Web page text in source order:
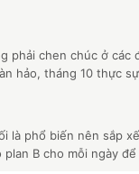
chen chúc ở các
hảo, tháng 10 thực
là phổ biến nên sắp
B cho mỗi ngày